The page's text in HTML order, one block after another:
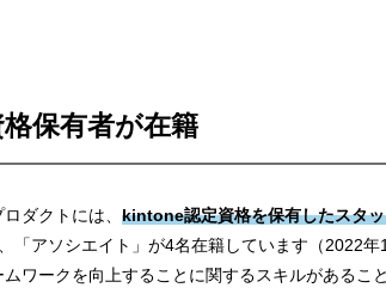
保有者が在籍
ダクトには、 kintone認定資格を保有したスタ
「アソシエイト」が4名在籍しています（2022
ワークを向上することに関するスキルがあるこ